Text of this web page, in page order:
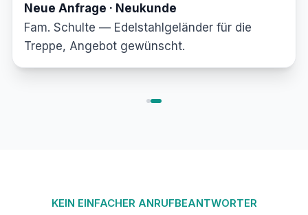
Neue Anfrage · Bestandskunde
Hr. Winkler — Geländer nachziehen, kein
akutes Risiko. Termin in 2 Wochen passt.
Fam. Schulte — Edelstahlgeländer für die
Treppe, Angebot gewünscht.
KEIN EINFACHER ANRUFBEANTWORTER